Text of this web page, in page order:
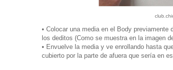
• Colocar una media en el Body previamente
los deditos (Como se muestra en la imagen
• Envuelve la media y ve enrollando hasta
cubierto por la parte de afuera que sería en